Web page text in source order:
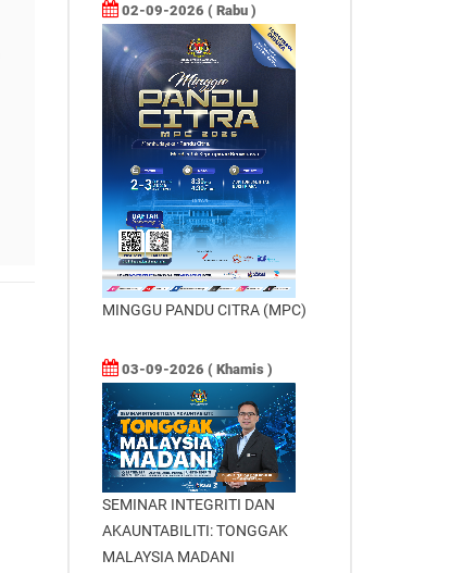
02-09-2026 ( Rabu )
MINGGU PANDU CITRA (MPC)
03-09-2026 ( Khamis )
SEMINAR INTEGRITI DAN
AKAUNTABILITI: TONGGAK
MALAYSIA MADANI